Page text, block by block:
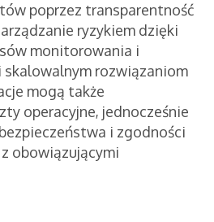
poprzez transparentność
ryzykiem dzięki
monitorowania i
rozwiązaniom
mogą także
operacyjne, jednocześnie
i zgodności
obowiązującymi